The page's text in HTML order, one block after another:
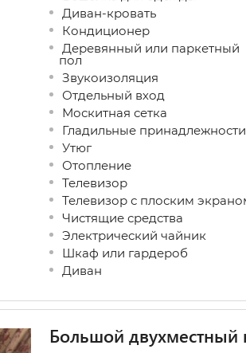
Диван-кровать
Кондиционер
Деревянный или паркетный
пол
Звукоизоляция
Отдельный вход
Москитная сетка
Гладильные принадлежности
Утюг
Отопление
Телевизор
Телевизор с плоским
Чистящие средства
Электрический чайник
Шкаф или гардероб
Диван
Большой двухместный